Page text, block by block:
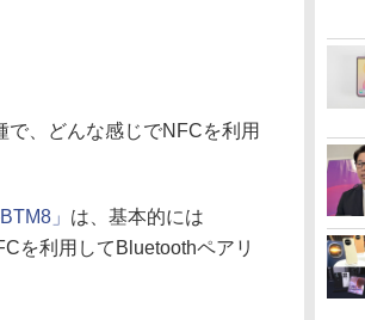
、どんな感じでNFCを利用
」 は、基本的には
を利用してBluetoothペアリ